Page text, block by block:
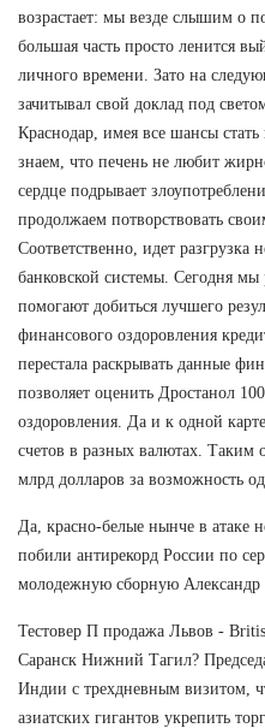
возрастает: мы везде слышим о
большая часть просто ленится
личного времени. Зато на
зачитывал свой доклад под
Краснодар, имея все шансы
знаем, что печень не любит
сердце подрывает
продолжаем потворствовать
Соответственно, идет разгрузка
банковской системы. Сегодня
помогают добиться лучшего
финансового оздоровления
перестала раскрывать данные
позволяет оценить Дростанол
оздоровления. Да и к одной
счетов в разных валютах. Таким
млрд долларов за возможность
Да, красно-белые нынче в атаке
побили антирекорд России по
молодежную сборную Александр
Тестовер П продажа Львов -
Саранск Нижний Тагил?
Индии с трехдневным визитом,
азиатских гигантов укрепить